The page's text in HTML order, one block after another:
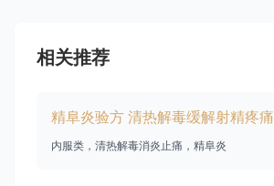
相关推荐
精阜炎验方 清热解毒缓解射精疼痛
内服类，清热解毒消炎止痛，精阜炎